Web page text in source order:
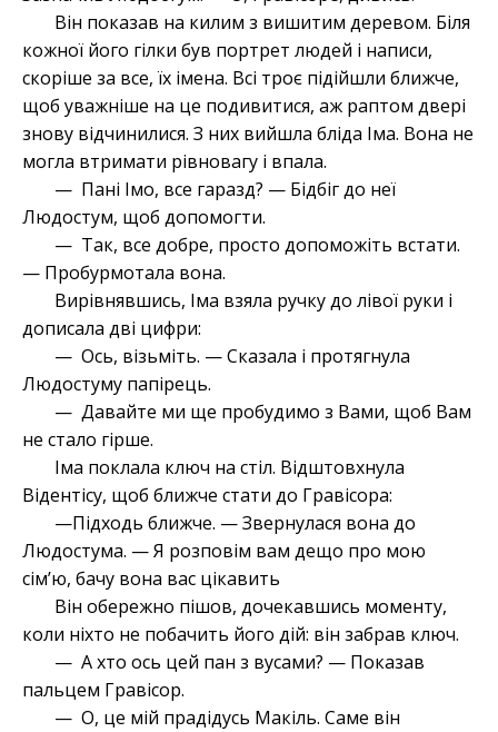
Він показав на килим з вишитим деревом. Біля
кожної його гілки був портрет людей і написи,
скоріше за все, їх імена. Всі троє підійшли ближче,
щоб уважніше на це подивитися, аж раптом двері
знову відчинилися. З них вийшла бліда Іма. Вона не
могла втримати рівновагу і впала.
— Пані Імо, все гаразд? — Бідбіг до неї
Людостум, щоб допомогти.
— Так, все добре, просто допоможіть встати.
— Пробурмотала вона.
Вирівнявшись, Іма взяла ручку до лівої руки і
дописала дві цифри:
— Ось, візьміть. — Сказала і протягнула
Людостуму папірець.
— Давайте ми ще пробудимо з Вами, щоб Вам
не стало гірше.
Іма поклала ключ на стіл. Відштовхнула
Відентісу, щоб ближче стати до Гравісора:
—Підходь ближче. — Звернулася вона до
Людостума. — Я розповім вам дещо про мою
сім’ю, бачу вона вас цікавить
Він обережно пішов, дочекавшись моменту,
коли ніхто не побачить його дій: він забрав ключ.
— А хто ось цей пан з вусами? — Показав
пальцем Гравісор.
— О, це мій прадідусь Макіль. Саме він